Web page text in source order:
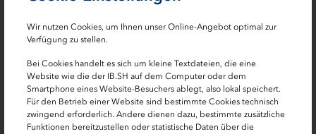
Wir nutzen Cookies, um Ihnen unser Online-Angebot optimal zur
Verfügung zu stellen.
Bei Cookies handelt es sich um kleine Textdateien, die eine
Website wie die der IB.SH auf dem Computer oder dem
Smartphone eines Website-Besuchers ablegt, also lokal speichert.
Für den Betrieb einer Website sind bestimmte Cookies technisch
zwingend erforderlich. Andere dienen dazu, bestimmte zusätzliche
Funktionen bereitzustellen oder statistische Daten über die
fortgesetzt
selbstgenutztes Wohneigentum und
selbstgenutzte Mietwohnimmobilien im
Bestand" des Landes Schleswig-Holstein wird
auch in diesem Jahr fortgesetzt.